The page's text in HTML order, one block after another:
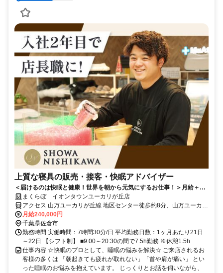
上質な寝具の販売・接客・快眠アドバイザー
＜届けるのは快眠と健康！世界を朝から元気にするお仕事！＞月給＋イ
ンセンも◎ネトフリ無料などユニークな福利厚生も♪
まくらぼ イオンタウンユーカリが丘店
アクセス 山万ユーカリが丘線 地区センター徒歩約8分、山万ユーカリ
が丘線 公園徒歩約10分、山万ユーカリが丘線 井野（千葉県）徒歩約
11分
月給240,000円
千葉県佐倉市
勤務時間 実働時間：7時間30分/日 平均勤務日数：1ヶ月あたり21日
～22日 【シフト制】 ■9:00～20:30の間で7.5h勤務 ※休憩1.5h
仕事内容 ☆快眠のプロとして、睡眠の悩みを解決☆ ご来店されるお
客様の多くは 「朝起きても疲れが取れない」「首や肩が痛い」 とい
った睡眠のお悩みを抱えています。 じっくりとお話を伺いながら、